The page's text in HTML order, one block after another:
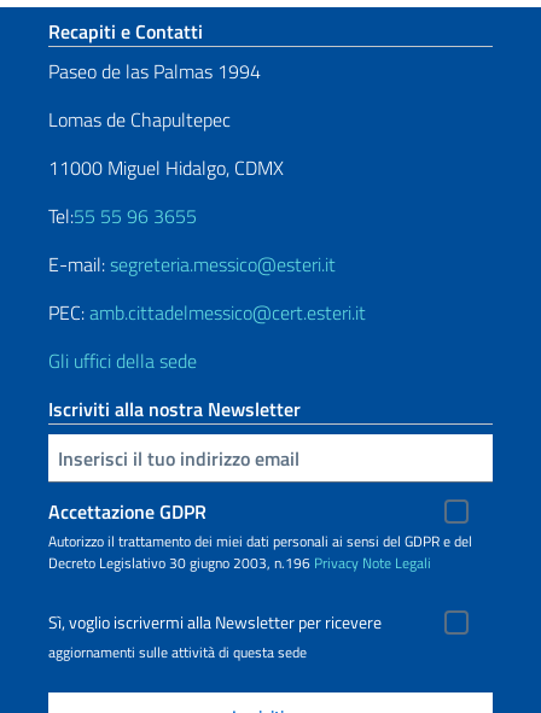
Sezione footer
Recapiti e Contatti
Paseo de las Palmas 1994
Lomas de Chapultepec
11000 Miguel Hidalgo, CDMX
Tel:55 55 96 3655
E-mail:segreteria.messico@esteri.it
PEC:amb.cittadelmessico@cert.esteri.it
Gli uffici della sede
Iscriviti alla nostra Newsletter
Inserisci la tua email
Accettazione GDPR
Autorizzo il trattamento dei miei dati personali ai sensi del GDPR e del
Decreto Legislativo 30 giugno 2003, n.196 Privacy Note Legali
Sì, voglio iscrivermi alla Newsletter per ricevere
aggiornamenti sulle attività di questa sede